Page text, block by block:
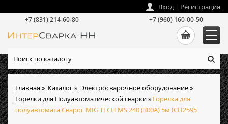
Главная» Каталог» Электросварочное оборудование»
Горелки для Полуавтоматической сварки» Горелка для
полуавтомата Сварог MIG TECH MS 240 (300А) 5м ICH2595
Вход| Регистрация
+7 (831) 214-60-80 +7 (960) 160-00-50